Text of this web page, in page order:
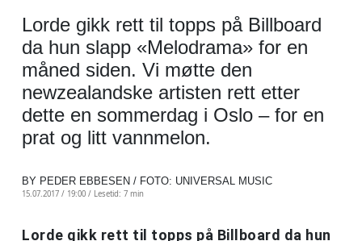
Lorde gikk rett til topps på Billboard
da hun slapp «Melodrama» for en
måned siden. Vi møtte den
newzealandske artisten rett etter
dette en sommerdag i Oslo – for en
prat og litt vannmelon.
BY PEDER EBBESEN / FOTO: UNIVERSAL MUSIC
15.07.2017 / 19:00 / Lesetid: 7 min
Lorde gikk rett til topps på Billboard da hun